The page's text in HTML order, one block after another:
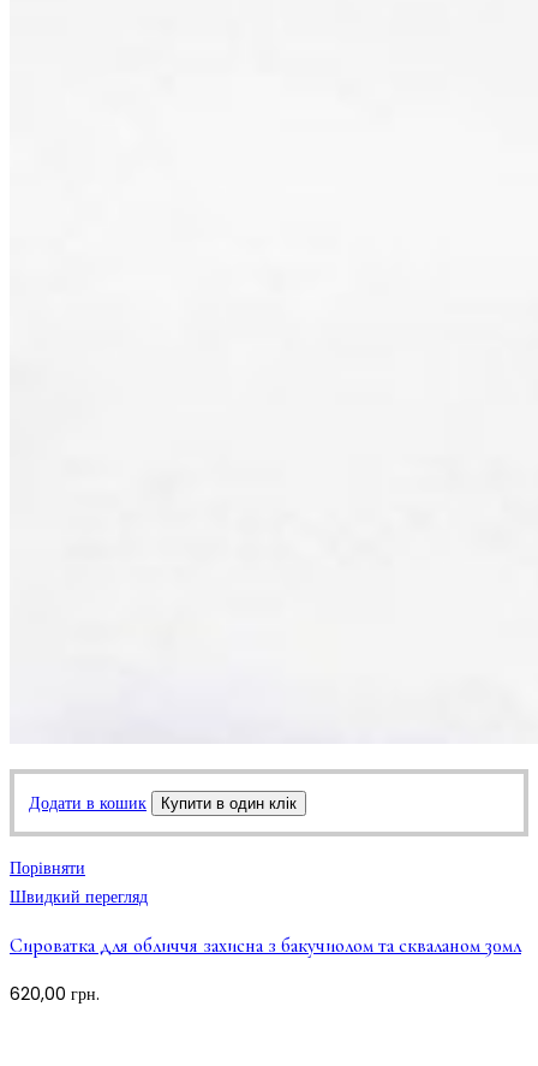
Додати в кошик Купити в один клік
Порівняти
Швидкий перегляд
Сироватка для обличчя захисна з бакучиолом та скваланом 30мл
620,00 грн.